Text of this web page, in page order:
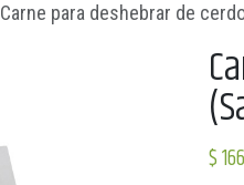
Carne para deshebrar de
$